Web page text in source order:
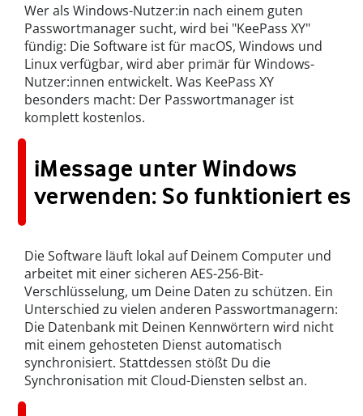
Wer als Windows-Nutzer:in nach einem guten
Passwortmanager sucht, wird bei "KeePass XY"
fündig: Die Software ist für macOS, Windows und
Linux verfügbar, wird aber primär für Windows-
Nutzer:innen entwickelt. Was KeePass XY
besonders macht: Der Passwortmanager ist
komplett kostenlos.
iMessage unter Windows
verwenden: So funktioniert es
Die Software läuft lokal auf Deinem Computer und
arbeitet mit einer sicheren AES-256-Bit-
Verschlüsselung, um Deine Daten zu schützen. Ein
Unterschied zu vielen anderen Passwortmanagern:
Die Datenbank mit Deinen Kennwörtern wird nicht
mit einem gehosteten Dienst automatisch
synchronisiert. Stattdessen stößt Du die
Synchronisation mit Cloud-Diensten selbst an.